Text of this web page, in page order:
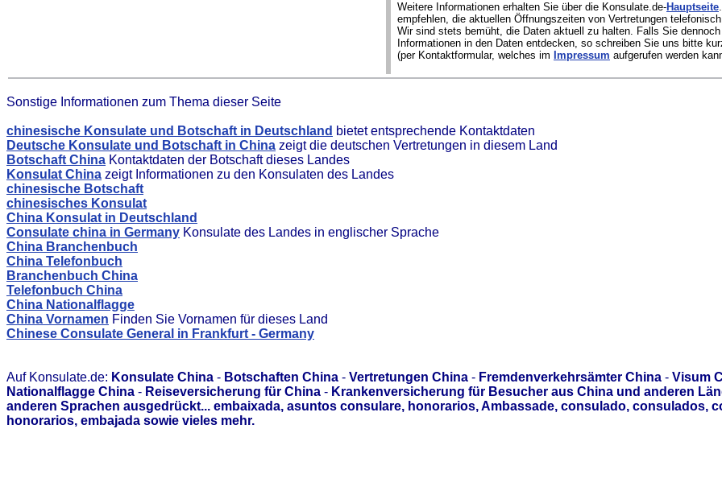
Weitere Informationen erhalten Sie über die Konsulate.de-Hauptseite
empfehlen, die aktuellen Öffnungszeiten von Vertretungen
Wir sind stets bemüht, die Daten aktuell zu halten. Falls Sie
Informationen in den Daten entdecken, so schreiben Sie uns bitte
(per Kontaktformular, welches im Impressum aufgerufen werden
Sonstige Informationen zum Thema dieser Seite
chinesische Konsulate und Botschaft in Deutschland bietet entsprechende Kontaktdaten
Deutsche Konsulate und Botschaft in China zeigt die deutschen Vertretungen in diesem Land
Botschaft China Kontaktdaten der Botschaft dieses Landes
Konsulat China zeigt Informationen zu den Konsulaten des Landes
chinesische Botschaft
chinesisches Konsulat
China Konsulat in Deutschland
Consulate china in Germany Konsulate des Landes in englischer Sprache
China Branchenbuch
China Telefonbuch
Branchenbuch China
Telefonbuch China
China Nationalflagge
China Vornamen Finden Sie Vornamen für dieses Land
Chinese Consulate General in Frankfurt - Germany
Auf Konsulate.de: Konsulate China - Botschaften China - Vertretungen China - Fremdenverkehrsämter China - Visum
Nationalflagge China - Reiseversicherung für China - Krankenversicherung für Besucher aus China und anderen
anderen Sprachen ausgedrückt... embaixada, asuntos consulare, honorarios, Ambassade, consulado, consulados,
honorarios, embajada sowie vieles mehr.